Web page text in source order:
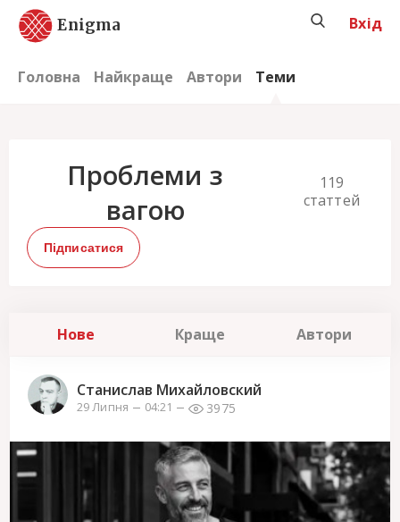
Enigma
Головна Найкраще Автори Теми
Вхід
Проблеми з
вагою
119
статтей
Підписатися
Нове Краще Автори
Станислав Михайловский
29 Липня 04:21 3975